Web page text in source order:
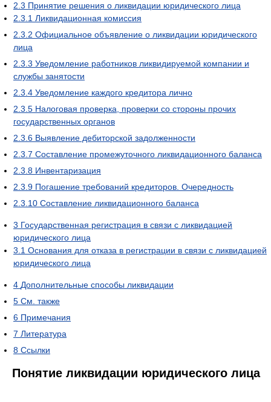
2.3 Принятие решения о ликвидации юридического лица
2.3.1 Ликвидационная комиссия
2.3.2 Официальное объявление о ликвидации юридического
лица
2.3.3 Уведомление работников ликвидируемой компании и
службы занятости
2.3.4 Уведомление каждого кредитора лично
2.3.5 Налоговая проверка, проверки со стороны прочих
государственных органов
2.3.6 Выявление дебиторской задолженности
2.3.7 Составление промежуточного ликвидационного баланса
2.3.8 Инвентаризация
2.3.9 Погашение требований кредиторов. Очередность
2.3.10 Составление ликвидационного баланса
3 Государственная регистрация в связи с ликвидацией
юридического лица
3.1 Основания для отказа в регистрации в связи с ликвидацией
юридического лица
4 Дополнительные способы ликвидации
5 См. также
6 Примечания
7 Литература
8 Ссылки
Понятие ликвидации юридического лица